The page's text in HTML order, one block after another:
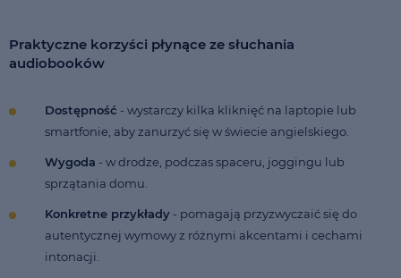
Praktyczne korzyści płynące ze słuchania
audiobooków
Dostępność - wystarczy kilka kliknięć na laptopie lub
smartfonie, aby zanurzyć się w świecie angielskiego.
Wygoda - w drodze, podczas spaceru, joggingu lub
sprzątania domu.
Konkretne przykłady - pomagają przyzwyczaić się do
autentycznej wymowy z różnymi akcentami i cechami
intonacji.